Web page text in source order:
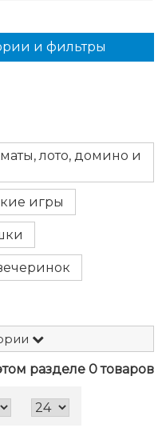
лото, домино и
игры
разделе 0 товаров
и фильтры